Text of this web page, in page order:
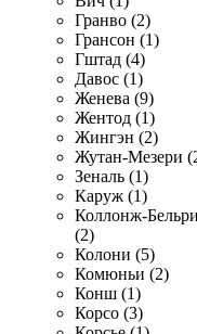
Гранво (2)
Грансон (1)
Гштад (4)
Давос (1)
Женева (9)
Жентод (1)
Жингэн (2)
Жутан-Мезери
Зеналь (1)
Каруж (1)
Коллонж-
(2)
Колони (5)
Комюньи (2)
Конш (1)
Корсо (3)